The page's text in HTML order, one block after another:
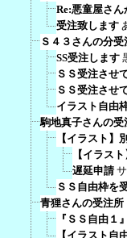
Re:悪童屋さん
受注致します
Ｓ４３さんの分
SS受注します
ＳＳ受注させ
ＳＳ受注させ
イラスト自由
駒地真子さんの受
【イラスト】
【イラス
遅延申請
ＳＳ自由枠を
青狸さんの受注所
『ＳＳ自由１
【イラスト自